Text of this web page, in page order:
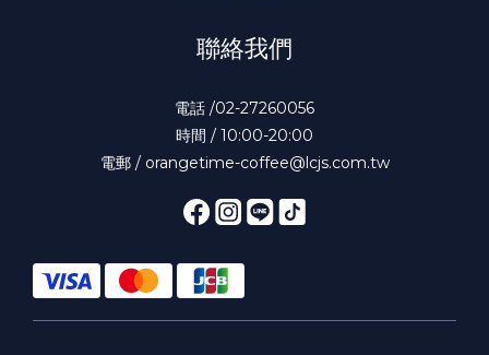
聯絡我們
電話 /02-27260056
時間 / 10:00-20:00
電郵 / orangetime-coffee@lcjs.com.tw